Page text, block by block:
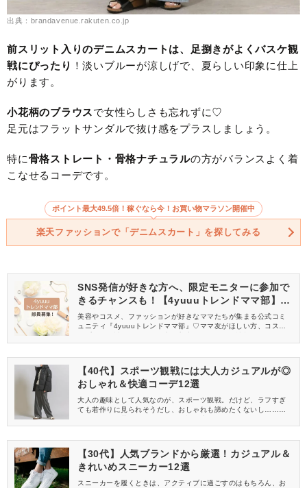
出典：brandavenue.rakuten.co.jp
前スリット入りのデニムスカートは、足捌きがよくバスケ観
戦にぴったり ！淡いブルーが涼しげで、夏らしい印象に仕上
がります。
小花柄のブラウスで女性らしさも忘れずに♡
足元はフラットサンダルで抜け感をプラスしましょう。
特に骨格ストレート・骨格ナチュラルの方がバランスよく着
こなせるコーデです。
ポイント最大49.5倍！稼ぐなら今！お買い物マラソン開催中
楽天ファッションで「デニムスカート」を探してみる
SNS発信が好きな方へ、限定モニターに参加で
きるチャンスも！【4yuuuトレンドママ部】部
員募集中
美容やコスメ、ファッションが好きなママたちが集まる公式コミ
ュニティ『4yuuuトレンドママ部』♡ママ友がほしい方、コスメサ
信してくれる方を募集しています！
【40代】スポーツ観戦には大人カジュアルが◎
おしゃれ＆快適コーデ12選
大人の趣味として人気なのが、スポーツ観戦。だけど、ラフすぎ
ても若作りに見られそうだし、おしゃれも諦めたくないし……
こで今回は40代女性におすすめの、おしゃれで快適なスポーツ観
してみてくださいね♪
【30代】人気ブランドから厳選！カジュアル＆
きれいめスニーカー12選
スニーカーを履くときは、アクティブに過ごすのはもちろん、お